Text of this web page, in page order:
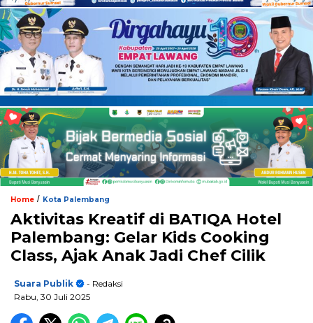
Home / Kota Palembang
Aktivitas Kreatif di BATIQA Hotel
Palembang: Gelar Kids Cooking
Class, Ajak Anak Jadi Chef Cilik
Suara Publik
- Redaksi
Rabu, 30 Juli 2025